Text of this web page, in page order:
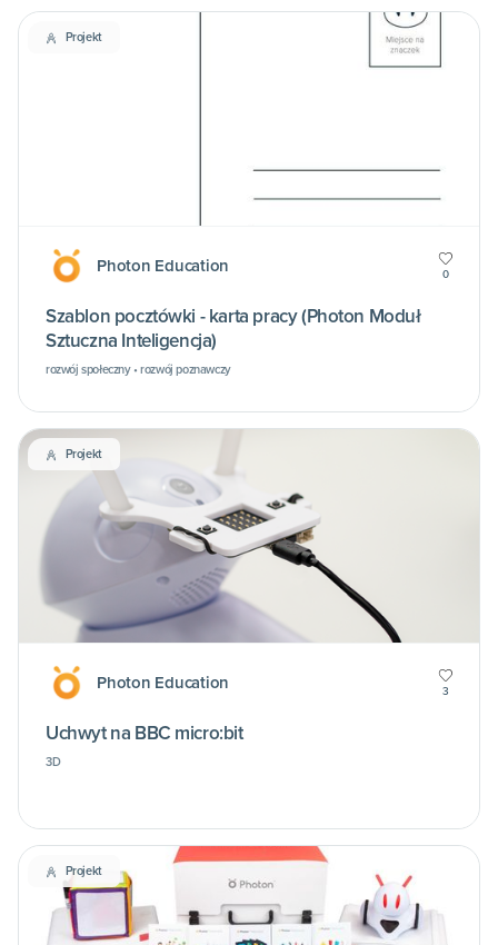
Projekt
Photon Education 0
Szablon pocztówki - karta pracy (Photon Moduł
Sztuczna Inteligencja)
rozwój społeczny • rozwój poznawczy
Projekt
Photon Education 3
Uchwyt na BBC micro:bit
3D
Projekt